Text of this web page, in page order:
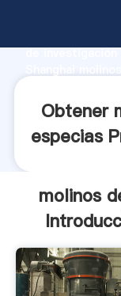
de investigación
clientes.
Obtener
especias
molinos